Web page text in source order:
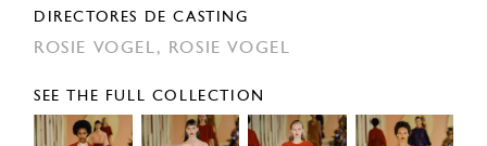
DIRECTORES DE CASTING
ROSIE VOGEL, ROSIE VOGEL
SEE THE FULL COLLECTION